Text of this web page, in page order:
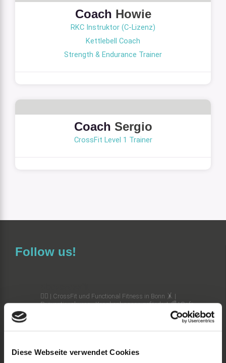
Diese Webseite verwendet Cookies
Coach Howie
RKC Instruktor (C-Lizenz)
Kettlebell Coach
Strength & Endurance Trainer
Coach Sergio
CrossFit Level 1 Trainer
Follow us!
🏋️‍♀️ | CrossFit und Functional Fitness in Bonn 🤸 |
Präventionskurse - Krankenkassen gefördert🌈 | Safe